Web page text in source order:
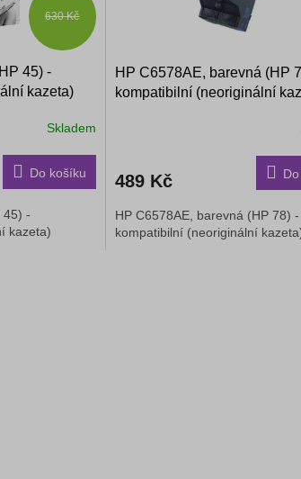
630 Kč
45) -
kazeta)
Skladem
Do košíku
45) -
kazeta)
HP C6578AE, barevná (HP
kompatibilní (neoriginální
489 Kč
HP C6578AE, barevná (HP 78) -
kompatibilní (neoriginální